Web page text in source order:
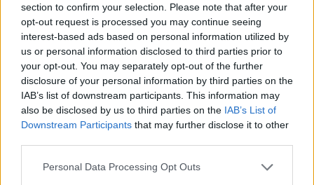
section to confirm your selection. Please note that after your
opt-out request is processed you may continue seeing
interest-based ads based on personal information utilized by
us or personal information disclosed to third parties prior to
your opt-out. You may separately opt-out of the further
disclosure of your personal information by third parties on the
IAB’s list of downstream participants. This information may
also be disclosed by us to third parties on the IAB’s List of
Downstream Participants that may further disclose it to other
Personal Data Processing Opt Outs
A Paksi Atomerőmű 4. blokkjának teljesítménye
160 megawattal csökkent egy irányítástechnikai
berendezés meghibásodása miatt - olvasható az
MVM honlapján. A szakemberek jelenleg is
dolgoznak a hiba elhárításán.
Az Országos Atomenergia Hivatal (OAH), valamint az MVM
folyamatosan felügyeli az erőmű állapotát. A leállás nem